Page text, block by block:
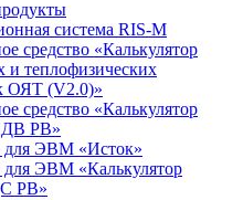
система RIS-M
средство «Калькулятор
и теплофизических
ОЯТ (V2.0)»
средство «Калькулятор
РВ»
для ЭВМ «Исток»
ЭВМ «Калькулятор
РВ»